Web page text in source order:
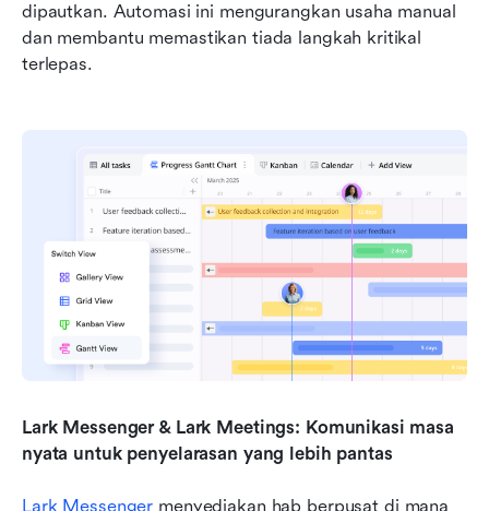
dipautkan. Automasi ini mengurangkan usaha manual
dan membantu memastikan tiada langkah kritikal
terlepas.
Lark Messenger & Lark Meetings: Komunikasi masa
nyata untuk penyelarasan yang lebih pantas
Lark Messenger menyediakan hab berpusat di mana